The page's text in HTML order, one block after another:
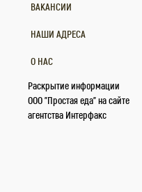
Раскрытие информации
ООО "Простая еда" на сайте
агентства Интерфакc
ВАКАНСИИ
НАШИ АДРЕСА
О НАС